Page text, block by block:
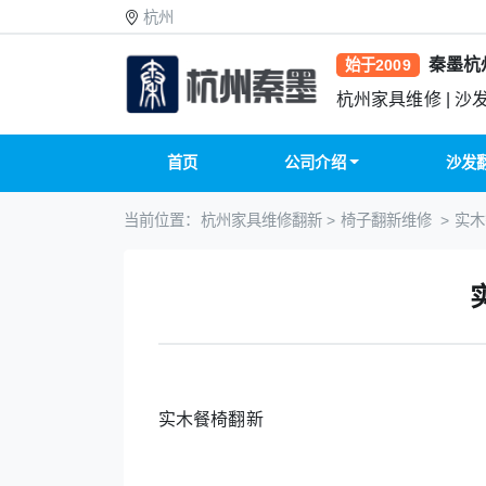
杭州
始于2009
秦墨杭
杭州家具维修 | 沙
首页 公司介绍 沙发
当前位置： 杭州家具维修翻新 > 椅子翻新维修 > 实
实木餐椅翻新